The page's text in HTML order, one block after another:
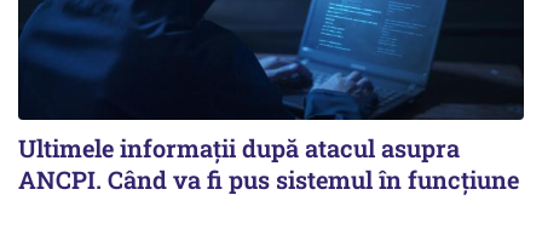
Ultimele informații după atacul asupra
ANCPI. Când va fi pus sistemul în funcțiune